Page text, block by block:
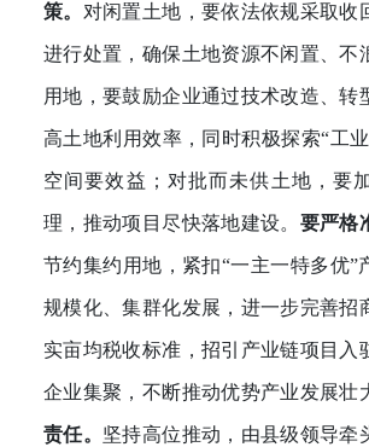
策。 对闲置土地，要依法依规采取收
进行处置，确保土地资源不闲置、不
用地，要鼓励企业通过技术改造、转
高土地利用效率，同时积极探索“工
空间要效益；对批而未供土地，要
理，推动项目尽快落地建设。 要严格
节约集约用地，紧扣“一主一特多优”
规模化、集群化发展，进一步完善招
实亩均税收标准，招引产业链项目入
企业集聚，不断推动优势产业发展壮
责任。 坚持高位推动，由县级领导牵